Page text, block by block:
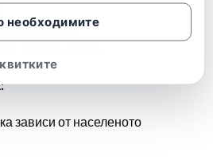
47,5×68 см
зависи от населеното
необходимите